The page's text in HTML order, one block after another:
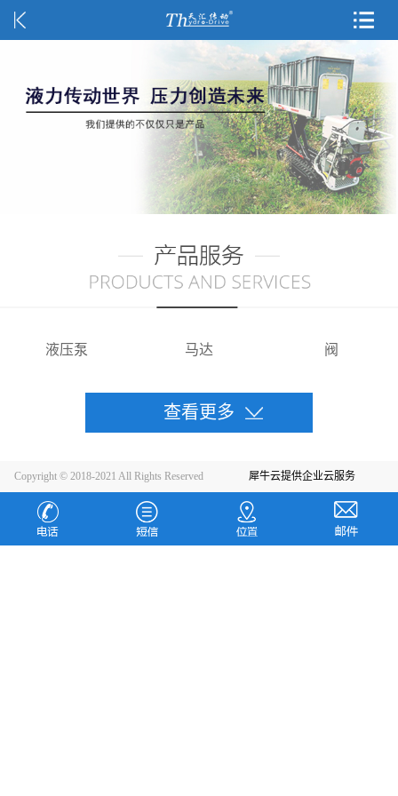
液压泵 马达
阀
Copyright © 2018-2021 All Rights Reserved 犀牛云提供企业云服务